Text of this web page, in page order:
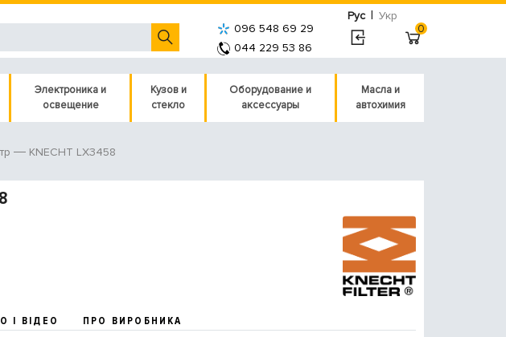
Рус | Укр
096 548 69 29
044 229 53 86
0
Электроника и
освещение
Кузов и
стекло
Оборудование и
аксессуары
Масла и
автохимия
KNECHT LX3458
І ВІДЕО ПРО ВИРОБНИКА